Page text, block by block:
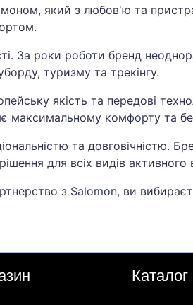
який з любов'ю та
За роки роботи бренд
туризму та трекінгу.
якість та передові
максимальному комфорту та
та довговічністю.
для всіх видів активного
з Salomon, ви
Каталог